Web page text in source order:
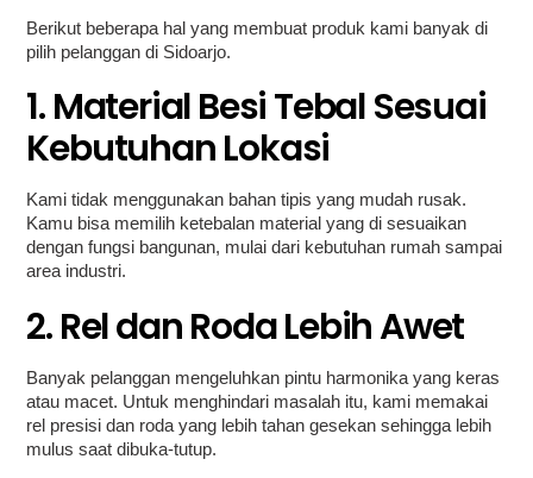
Berikut beberapa hal yang membuat produk kami banyak di
pilih pelanggan di Sidoarjo.
1. Material Besi Tebal Sesuai
Kebutuhan Lokasi
Kami tidak menggunakan bahan tipis yang mudah rusak.
Kamu bisa memilih ketebalan material yang di sesuaikan
dengan fungsi bangunan, mulai dari kebutuhan rumah sampai
area industri.
2. Rel dan Roda Lebih Awet
Banyak pelanggan mengeluhkan pintu harmonika yang keras
atau macet. Untuk menghindari masalah itu, kami memakai
rel presisi dan roda yang lebih tahan gesekan sehingga lebih
mulus saat dibuka-tutup.